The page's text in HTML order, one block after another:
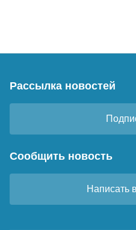
Рассылка новостей
Сообщить новость
Написать